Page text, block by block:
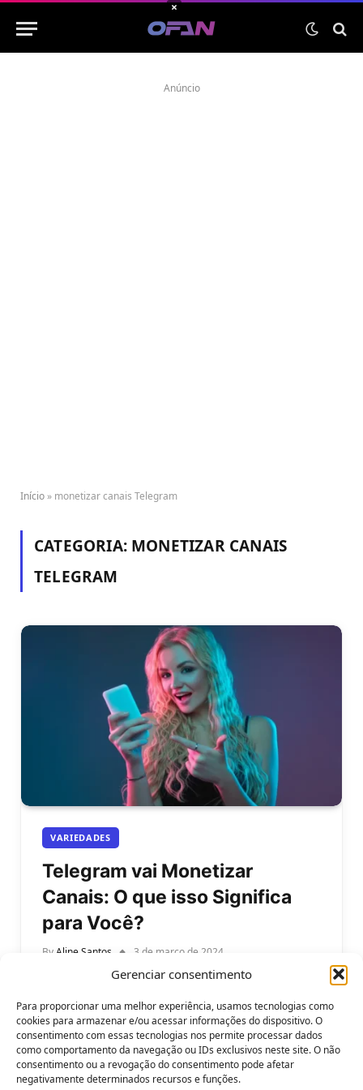
Gerenciar consentimento
Para proporcionar uma melhor experiência, usamos tecnologias como
cookies para armazenar e/ou acessar informações do dispositivo. O
consentimento com essas tecnologias nos permite processar dados
como comportamento da navegação ou IDs exclusivos neste site. O não
consentimento ou a revogação do consentimento pode afetar
negativamente determinados recursos e funções.
Anúncio
Início » monetizar canais Telegram
CATEGORIA: MONETIZAR CANAIS
TELEGRAM
VARIEDADES
Telegram vai Monetizar
Canais: O que isso Significa
para Você?
By Aline Santos 3 de março de 2024
Telegram vai monetizar canais: o que isso significa
para você? O Telegram é um aplicativo de
mensagens instantâneas que se…
×